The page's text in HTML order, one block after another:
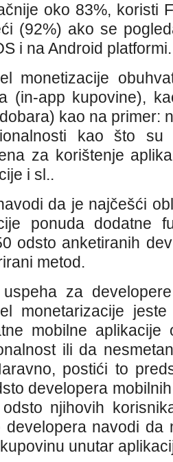
oko 83%, koristi
(92%) ako se
i na Android platformi.
monetizacije
(in-app kupovine),
kao na primer:
kao što
za korištenje
i sl..
da je najčešći
ponuda dodatne
odsto anketiranih
metod.
uspeha za
monetarizacije
mobilne
ili da
postići to
developera
njihovih
developera navodi da
unutar